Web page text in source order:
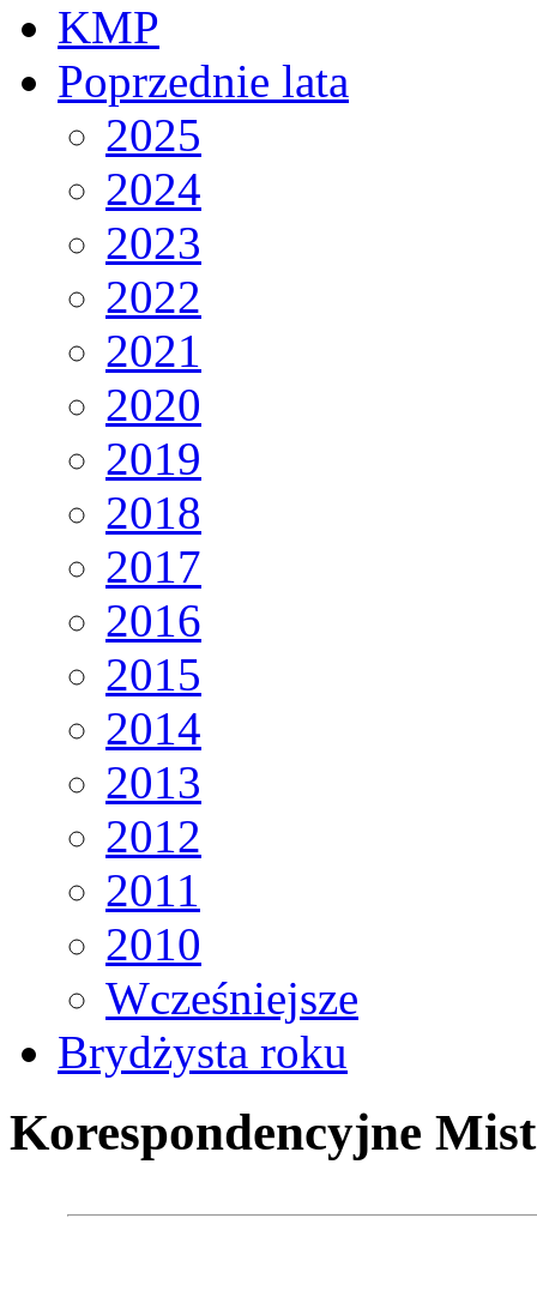
KMP
Poprzednie lata
2025
2024
2023
2022
2021
2020
2019
2018
2017
2016
2015
2014
2013
2012
2011
2010
Wcześniejsze
Brydżysta roku
Korespondencyjne